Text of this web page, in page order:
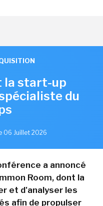
la start-up
du
06 Juillet 2026
a annoncé
Room, dont la
et d'analyser les
afin de propulser